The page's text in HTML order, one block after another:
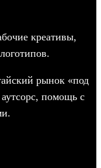
креативы,
рынок «под
помощь с